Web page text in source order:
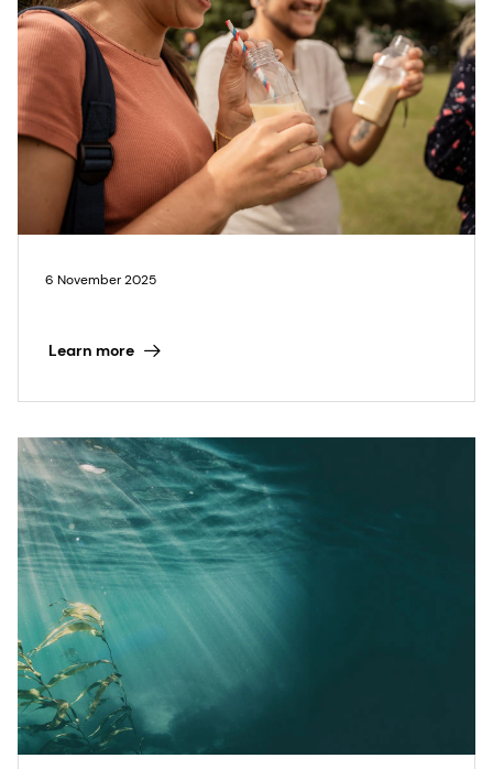
6 November 2025
Learn more